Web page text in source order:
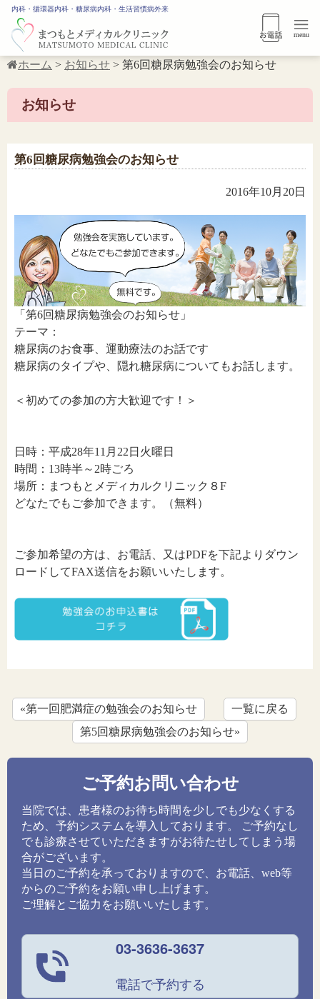
内科・循環器内科・糖尿病内科・生活習慣病外来
menu
ホーム > お知らせ > 第6回糖尿病勉強会のお知らせ
お知らせ
第6回糖尿病勉強会のお知らせ
2016年10月20日
「第6回糖尿病勉強会のお知らせ」
テーマ：
糖尿病のお食事、運動療法のお話です
糖尿病のタイプや、隠れ糖尿病についてもお話します。
＜初めての参加の方大歓迎です！＞
日時：平成28年11月22日火曜日
時間：13時半～2時ごろ
場所：まつもとメディカルクリニック８F
どなたでもご参加できます。（無料）
ご参加希望の方は、お電話、又はPDFを下記よりダウン
ロードしてFAX送信をお願いいたします。
«第一回肥満症の勉強会のお知らせ
一覧に戻る
第5回糖尿病勉強会のお知らせ»
ご予約お問い合わせ
当院では、患者様のお待ち時間を少しでも少なくする
ため、予約システムを導入しております。 ご予約なし
でも診療させていただきますがお待たせしてしまう場
合がございます。
当日のご予約を承っておりますので、お電話、web等
からのご予約をお願い申し上げます。
ご理解とご協力をお願いいたします。
03-3636-3637
電話で予約する